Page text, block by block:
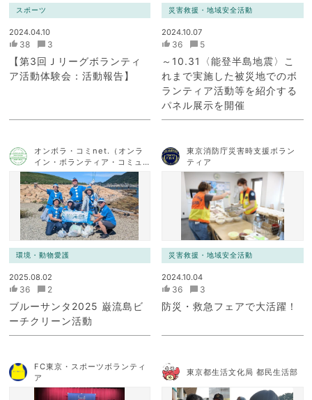
スポーツ
2024.04.10
38 3
【第3回Ｊリーグボランティ
ア活動体験会：活動報告】
災害救援・地域安全活動
2024.10.07
36 5
～10.31〈能登半島地震〉こ
れまで実施した被災地でのボ
ランティア活動等を紹介する
パネル展示を開催
オンボラ・コミnet.（オンラ
イン・ボランティア・コミュ
ニケーション・ネットワー
ク）
環境・動物愛護
2025.08.02
36 2
ブルーサンタ2025 巌流島ビ
ーチクリーン活動
東京消防庁災害時支援ボラン
ティア
災害救援・地域安全活動
2024.10.04
36 3
防災・救急フェアで大活躍！
FC東京・スポーツボランティ
ア
東京都生活文化局 都民生活部